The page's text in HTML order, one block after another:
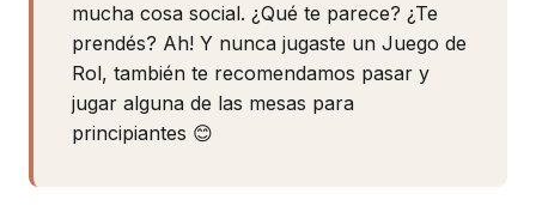
mucha cosa social. ¿Qué te parece? ¿Te
prendés? Ah! Y nunca jugaste un Juego de
Rol, también te recomendamos pasar y
jugar alguna de las mesas para
principiantes 😊